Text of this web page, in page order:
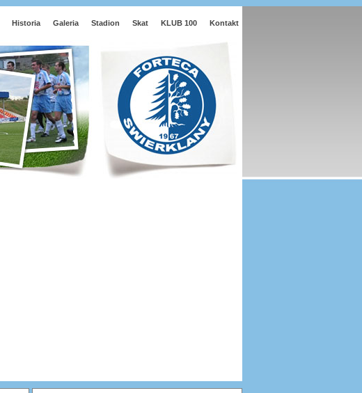
Historia Galeria Stadion Skat KLUB 100 Kontakt